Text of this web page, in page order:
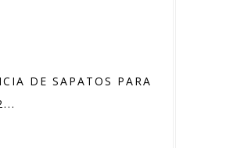
DE SAPATOS PARA O